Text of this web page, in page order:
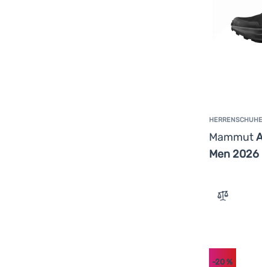
HERRENSCHUHE
Mammut
Men 2026
Zum
-20 %